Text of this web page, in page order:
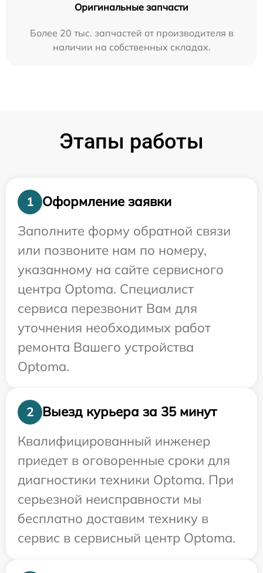
Оригинальные запчасти
Более 20 тыс. запчастей от производителя в
наличии на собственных складах.
Этапы работы
1
Оформление заявки
Заполните форму обратной связи
или позвоните нам по номеру,
указанному на сайте сервисного
центра Optoma. Специалист
сервиса перезвонит Вам для
уточнения необходимых работ
ремонта Вашего устройства
Optoma.
2
Выезд курьера за 35 минут
Квалифицированный инженер
приедет в оговоренные сроки для
диагностики техники Optoma. При
серьезной неисправности мы
бесплатно доставим технику в
сервис в сервисный центр Optoma.